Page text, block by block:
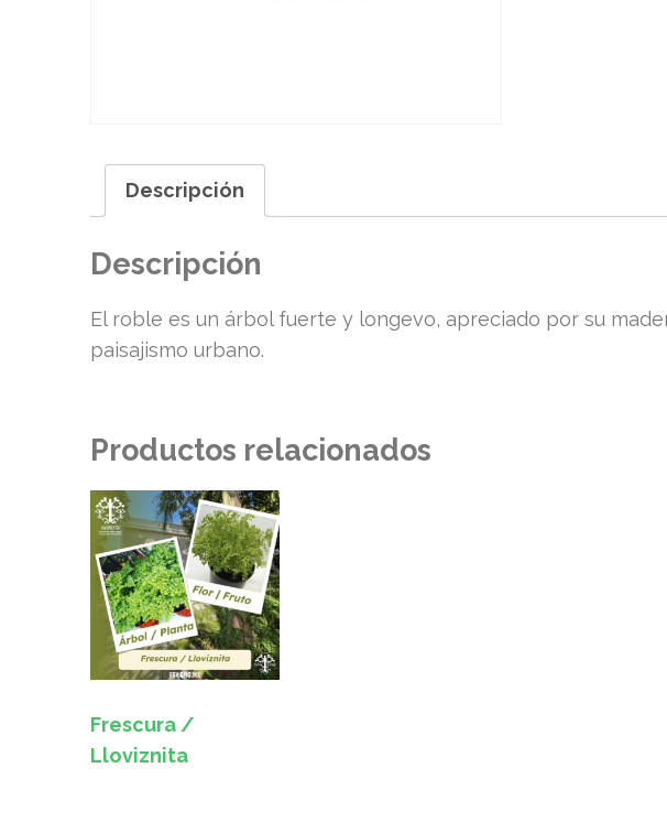
Descripción
Descripción
El roble es un árbol fuerte y longevo, apreciado por su
paisajismo urbano.
Productos relacionados
Frescura /
Lloviznita